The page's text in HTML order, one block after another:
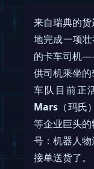
来自瑞典的
地完成一项
的卡车司机
供司机乘坐
车队目前正
Mars （玛氏
等企业巨头
号：机器人
接单送货了。